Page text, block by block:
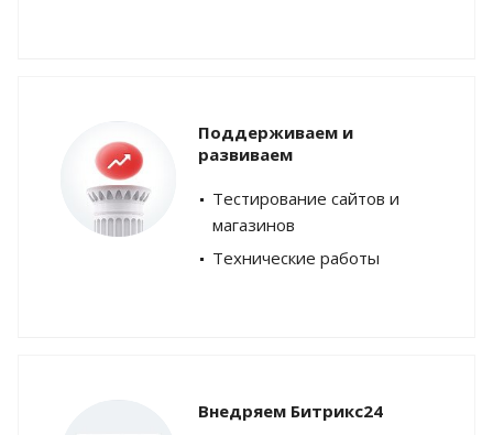
Поддерживаем и
развиваем
Тестирование сайтов и
магазинов
Технические работы
Внедряем Битрикс24